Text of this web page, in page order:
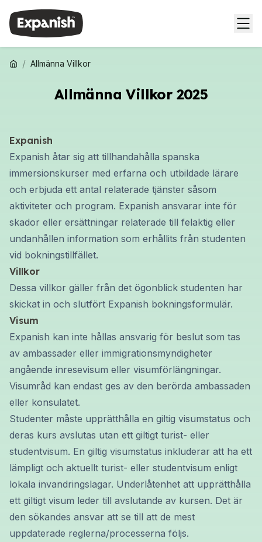
/ Allmänna Villkor
Allmänna Villkor 2025
Expanish
Expanish åtar sig att tillhandahålla spanska
immersionskurser med erfarna och utbildade lärare
och erbjuda ett antal relaterade tjänster såsom
aktiviteter och program. Expanish ansvarar inte för
skador eller ersättningar relaterade till felaktig eller
undanhållen information som erhållits från studenten
vid bokningstillfället.
Villkor
Dessa villkor gäller från det ögonblick studenten har
skickat in och slutfört Expanish bokningsformulär.
Visum
Expanish kan inte hållas ansvarig för beslut som tas
av ambassader eller immigrationsmyndigheter
angående inresevisum eller visumförlängningar.
Visumråd kan endast ges av den berörda ambassaden
eller konsulatet.
Studenter måste upprätthålla en giltig visumstatus och
deras kurs avslutas utan ett giltigt turist- eller
studentvisum. En giltig visumstatus inkluderar att ha ett
lämpligt och aktuellt turist- eller studentvisum enligt
lokala invandringslagar. Underlåtenhet att upprätthålla
ett giltigt visum leder till avslutande av kursen. Det är
den sökandes ansvar att se till att de mest
uppdaterade reglerna/processerna följs.